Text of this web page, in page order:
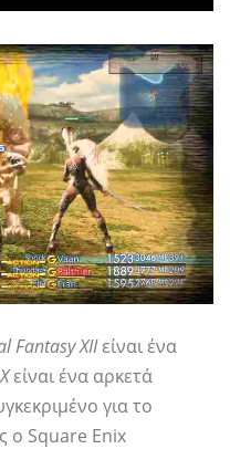
Fantasy XIIείναι ένα
Χείναι ένα αρκετά
για το
ο Square Enix